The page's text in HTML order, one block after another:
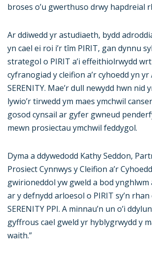
broses o’u gwerthuso drwy hapdreial
Ar ddiwedd yr astudiaeth, bydd
yn cael ei roi i’r tîm PIRIT, gan dynnu
strategol o PIRIT a’i effeithiolrwydd
cyfranogiad y cleifion a’r cyhoedd yn
SERENITY. Mae’r dull newydd hwn nid
lywio’r tirwedd ym maes ymchwil
gosod cynsail ar gyfer gwneud
mewn prosiectau ymchwil feddygol.
Dyma a ddywedodd Kathy Seddon,
Prosiect Cynnwys y Cleifion a’r
gwirioneddol yw gweld a bod ynghlwm
ar y defnydd arloesol o PIRIT sy’n
SERENITY PPI. A minnau’n un o’i
gyffrous cael gweld yr hyblygrwydd y
waith.”